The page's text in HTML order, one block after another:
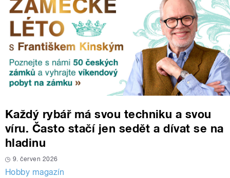
Každý rybář má svou techniku a svou
víru. Často stačí jen sedět a dívat se na
hladinu
9. červen 2026
Hobby magazín